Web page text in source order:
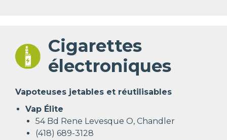
Cigarettes
électroniques
Vapoteuses jetables et réutilisables
Vap Élite
54 Bd Rene Levesque O, Chandler
(418) 689-3128